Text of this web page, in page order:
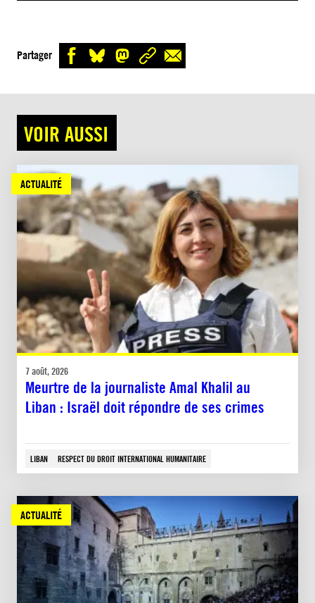
Partager
VOIR AUSSI
ACTUALITÉ
7 août, 2026
Meurtre de la journaliste Amal Khalil au
Liban : Israël doit répondre de ses crimes
LIBAN RESPECT DU DROIT INTERNATIONAL HUMANITAIRE
ACTUALITÉ